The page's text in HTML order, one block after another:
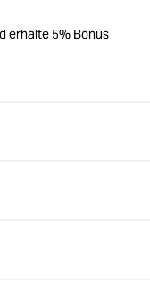
erhalte 5% Bonus